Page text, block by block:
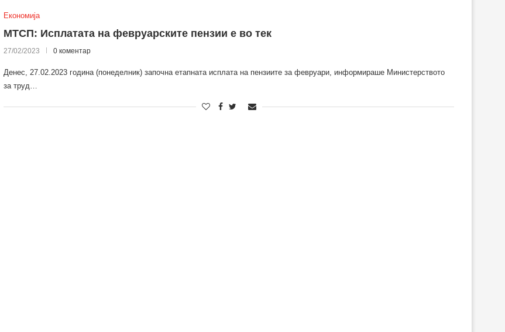
Економија
МТСП: Исплатата на февруарските пензии е во тек
27/02/2023 0 коментар
Денес, 27.02.2023 година (понеделник) започна етапната исплата на пензиите за февруари, информираше Министерството
за труд…